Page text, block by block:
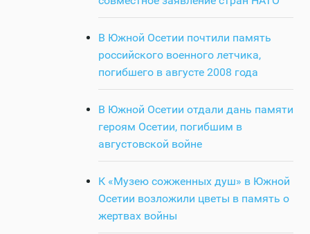
В Южной Осетии почтили память
российского военного летчика,
погибшего в августе 2008 года
В Южной Осетии отдали дань памяти
героям Осетии, погибшим в
августовской войне
К «Музею сожженных душ» в Южной
Осетии возложили цветы в память о
жертвах войны